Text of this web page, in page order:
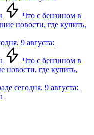
Что с бензином в
новости, где купить,
9 августа:
Что с бензином в
новости, где купить,
сегодня, 9 августа: